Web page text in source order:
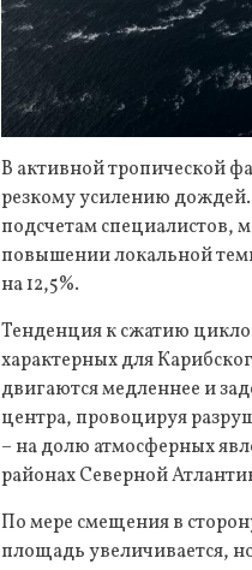
В активной тропической
резкому усилению
подсчетам специалистов,
повышении локальной
на 12,5%.
Тенденция к сжатию
характерных для
двигаются медленнее и
центра, провоцируя
– на долю атмосферных
районах Северной
По мере смещения в
площадь увеличивается,